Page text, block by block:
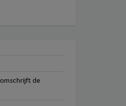
de